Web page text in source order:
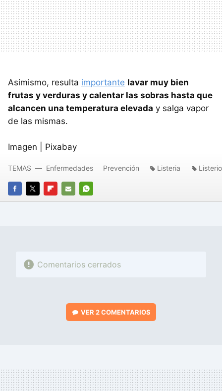
Asimismo, resulta importante lavar muy bien
frutas y verduras y calentar las sobras hasta que
alcancen una temperatura elevada y salga vapor
de las mismas.
Imagen | Pixabay
FACEBOOK
TWITTERFLIPBOARD
E-
WHATSAPP
TEMAS Enfermedades Prevención Listeria
Comentarios cerrados
VER2 COMENTARIOS